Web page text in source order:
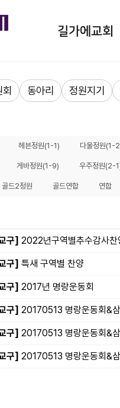
길가에교회
회 동아리 정원지기
헤븐정원(1-1) 다울정원(1-
게바정원(1-9) 우주정원(2-
골드2정원 골드연합 연합
구] 2022년구역별추수감사찬
구] 특새 구역별 찬양
구] 2017년 명랑운동회
구] 20170513 명랑운동회&
구] 20170513 명랑운동회&
구] 20170513 명랑운동회&